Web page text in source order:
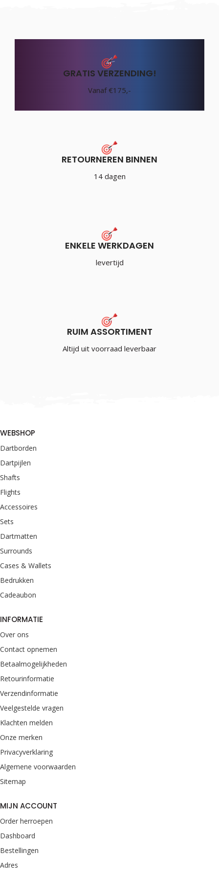
GRATIS VERZENDING!
Vanaf €175,-
RETOURNEREN BINNEN
14 dagen
ENKELE WERKDAGEN
levertijd
RUIM ASSORTIMENT
Altijd uit voorraad leverbaar
WEBSHOP
Dartborden
Dartpijlen
Shafts
Flights
Accessoires
Sets
Dartmatten
Surrounds
Cases & Wallets
Bedrukken
Cadeaubon
INFORMATIE
Over ons
Contact opnemen
Betaalmogelijkheden
Retourinformatie
Verzendinformatie
Veelgestelde vragen
Klachten melden
Onze merken
Privacyverklaring
Algemene voorwaarden
Sitemap
MIJN ACCOUNT
Order herroepen
Dashboard
Bestellingen
Adres